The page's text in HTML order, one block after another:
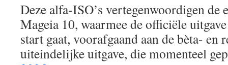
Deze alfa-ISO’s vertegenwoordigen de
Mageia 10, waarmee de officiële
start gaat, voorafgaand aan de bèta- en
uiteindelijke uitgave, die momenteel